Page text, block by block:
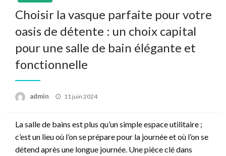
Choisir la vasque parfaite pour votre
oasis de détente : un choix capital
pour une salle de bain élégante et
fonctionnelle
admin
Posted
11 juin 2024
La salle de bains est plus qu’un simple espace utilitaire ;
c’est un lieu où l’on se prépare pour la journée et où l’on se
détend après une longue journée. Une pièce clé dans